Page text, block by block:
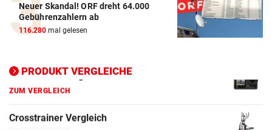
Neuer Skandal! ORF dreht 64.000
Gebührenzahlern ab
116.280 mal gelesen
PRODUKT VERGLEICHE
E-Bike Vergleich
ZUM VERGLEICH
ZUM VERGLEICH
Ergometer Vergleich